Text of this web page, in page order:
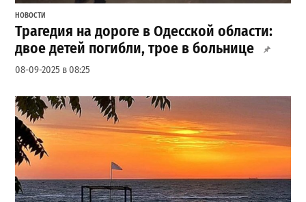
НОВОСТИ
Трагедия на дороге в Одесской области:
двое детей погибли, трое в больнице
08-09-2025 в 08:25